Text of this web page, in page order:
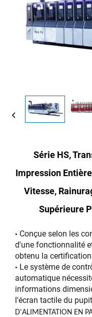
Série HS,
Impression
Vitesse,
Supérieure
• Conçue selon les
d'une fonctionnalité
obtenu la certification
• Le système de
automatique
informations
l'écran tactile du
D'ALIMENTATION EN